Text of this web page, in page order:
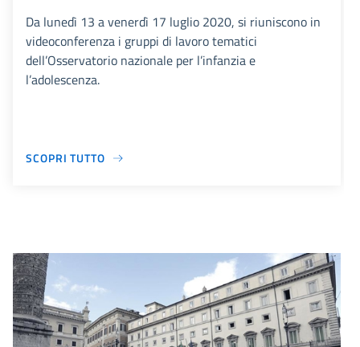
Da lunedì 13 a venerdì 17 luglio 2020, si riuniscono in
videoconferenza i gruppi di lavoro tematici
dell’Osservatorio nazionale per l’infanzia e
l’adolescenza.
SCOPRI TUTTO